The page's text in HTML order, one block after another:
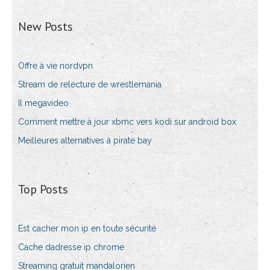
New Posts
Offre à vie nordvpn
Stream de relecture de wrestlemania
Il megavideo
Comment mettre à jour xbmc vers kodi sur android box
Meilleures alternatives à pirate bay
Top Posts
Est cacher mon ip en toute sécurité
Cache dadresse ip chrome
Streaming gratuit mandalorien